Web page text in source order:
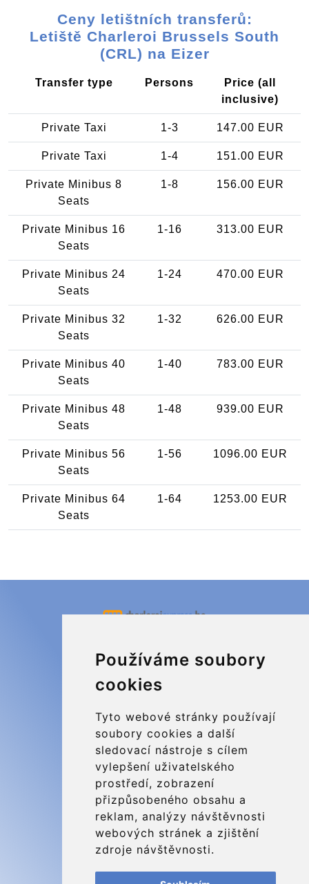
Používáme soubory
cookies
Tyto webové stránky používají
soubory cookies a další
sledovací nástroje s cílem
vylepšení uživatelského
prostředí, zobrazení
přizpůsobeného obsahu a
reklam, analýzy návštěvnosti
webových stránek a zjištění
zdroje návštěvnosti.
Ceny letištních transferů:
Letiště Charleroi Brussels South
(CRL) na Eizer
Transfer type Persons
Price (all
inclusive)
Private Taxi 1-3 147.00 EUR
Private Taxi 1-4 151.00 EUR
Private Minibus 8
Seats
1-8 156.00 EUR
Private Minibus 16
Seats
1-16 313.00 EUR
Private Minibus 24
Seats
1-24 470.00 EUR
Private Minibus 32
Seats
1-32 626.00 EUR
Private Minibus 40
Seats
1-40 783.00 EUR
Private Minibus 48
Seats
1-48 939.00 EUR
Private Minibus 56
Seats
1-56 1096.00 EUR
Private Minibus 64
Seats
1-64 1253.00 EUR
www.uptransfers.com
Office 1, 91 Market Street
Company number: 07800530
© 2026 Kraken Travel Ltd.
More
Blog
Update cookies preferences
Contact